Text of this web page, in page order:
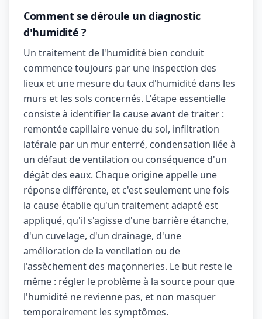
Comment se déroule un diagnostic
d'humidité ?
Un traitement de l'humidité bien conduit
commence toujours par une inspection des
lieux et une mesure du taux d'humidité dans les
murs et les sols concernés. L'étape essentielle
consiste à identifier la cause avant de traiter :
remontée capillaire venue du sol, infiltration
latérale par un mur enterré, condensation liée à
un défaut de ventilation ou conséquence d'un
dégât des eaux. Chaque origine appelle une
réponse différente, et c'est seulement une fois
la cause établie qu'un traitement adapté est
appliqué, qu'il s'agisse d'une barrière étanche,
d'un cuvelage, d'un drainage, d'une
amélioration de la ventilation ou de
l'assèchement des maçonneries. Le but reste le
même : régler le problème à la source pour que
l'humidité ne revienne pas, et non masquer
temporairement les symptômes.